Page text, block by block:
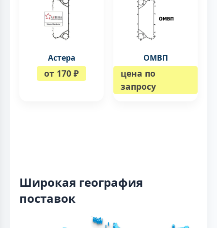
Астера
от 170 ₽
ОМВП
цена по
запросу
Широкая география
поставок